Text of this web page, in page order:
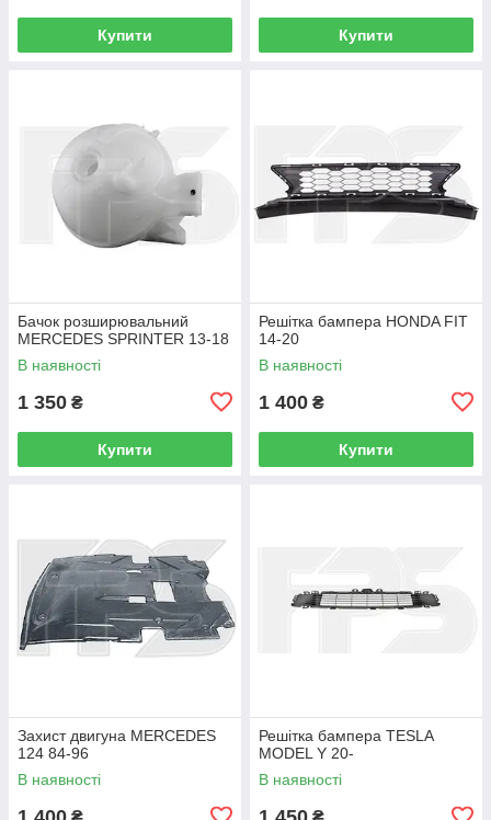
Купити Купити
Бачок розширювальний
MERCEDES SPRINTER 13-18
В наявності
1 350 ₴
Купити
Решітка бампера HONDA FIT
14-20
В наявності
1 400 ₴
Купити
Захист двигуна MERCEDES
124 84-96
В наявності
Решітка бампера TESLA
MODEL Y 20-
В наявності